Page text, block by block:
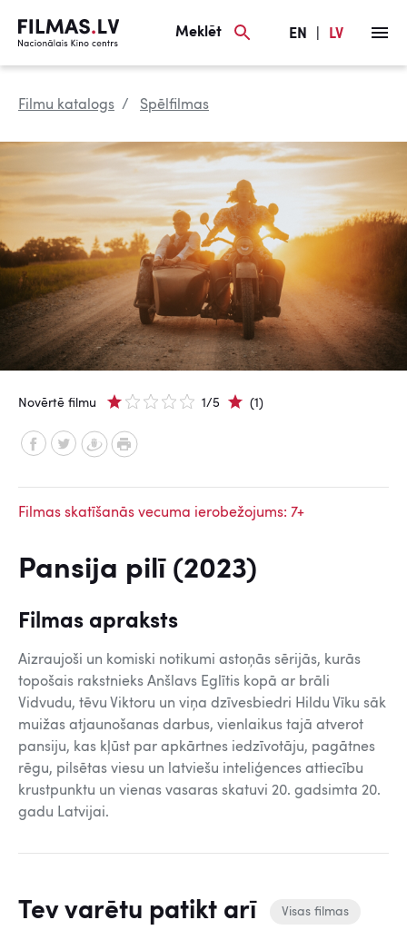
Meklēt EN LV
Filmu katalogs Spēlfilmas
Novērtē filmu 1/5 (1)
Filmas skatīšanās vecuma ierobežojums: 7+
Pansija pilī (2023)
Filmas apraksts
Aizraujoši un komiski notikumi astoņās sērijās, kurās
topošais rakstnieks Anšlavs Eglītis kopā ar brāli
Vidvudu, tēvu Viktoru un viņa dzīvesbiedri Hildu Vīku sāk
muižas atjaunošanas darbus, vienlaikus tajā atverot
pansiju, kas kļūst par apkārtnes iedzīvotāju, pagātnes
rēgu, pilsētas viesu un latviešu inteliģences attiecību
krustpunktu un vienas vasaras skatuvi 20. gadsimta 20.
gadu Latvijai.
Tev varētu patikt arī Visas filmas